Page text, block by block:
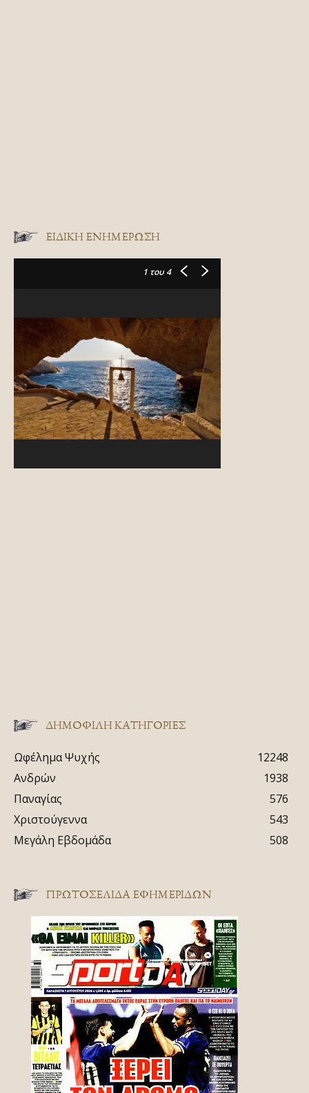
ΕΙΔΙΚΉ ΕΝΗΜΈΡΩΣΗ
1 του 4
ΔΗΜΟΦΙΛΗ ΚΑΤΗΓΟΡΙΕΣ
Ωφέλημα Ψυχής
12248
Ανδρών
1938
Παναγίας
576
Χριστούγεννα
543
Μεγάλη Εβδομάδα
508
ΠΡΩΤΟΣΈΛΙΔΑ ΕΦΗΜΕΡΊΔΩΝ